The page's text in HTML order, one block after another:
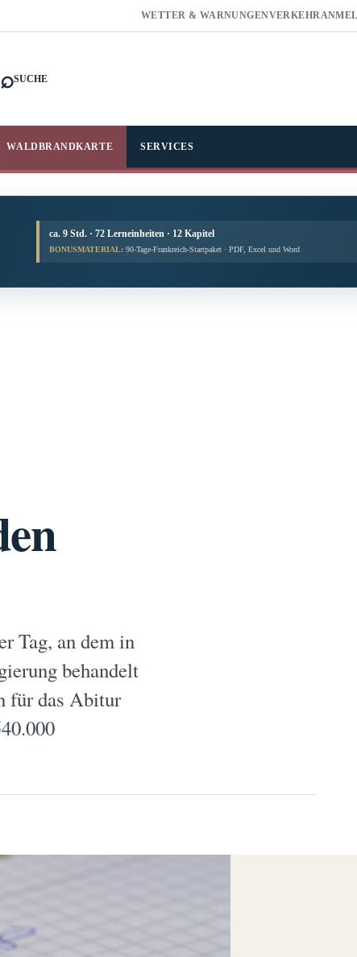
WETTER & WARNUNGENVERKEHR
⌕SUCHE
WALDBRANDKARTE SERVICES
ca. 9 Std. · 72 Lerneinheiten · 12 Kapitel
BONUSMATERIAL: 90-Tage-Frankreich-Startpaket · PDF, Excel und Word
Tag, an dem in
behandelt
für das Abitur